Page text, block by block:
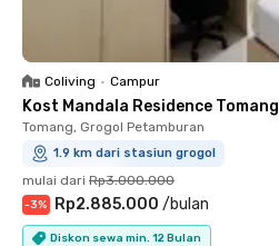
Coliving • Campur
Kost Mandala Residence Tomang
Tomang, Grogol Petamburan
1.9 km dari stasiun grogol
mulai dari Rp3.000.000
-3% Rp2.885.000 /bulan
Diskon sewa min. 12 Bulan